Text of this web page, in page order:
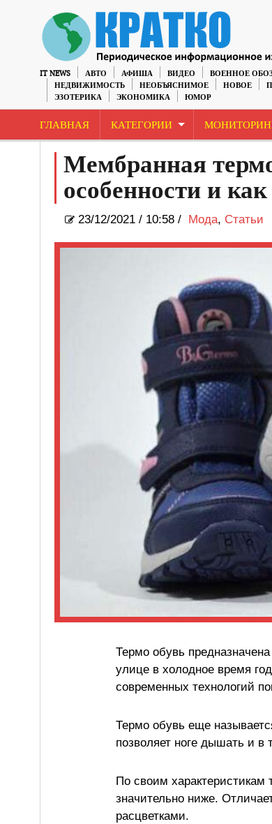
IT NEWS АВТО АФИША ВИДЕО ВОЕННОЕ
НЕДВИЖИМОСТЬ
НЕОБЪЯСНИМОЕ НОВОЕ
ЭЗОТЕРИКА
ЭКОНОМИКА ЮМОР
ГЛАВНАЯ КАТЕГОРИИ
Мембранная
особенности и
23/12/2021/ 10:58 / Мода, Статьи
Термо обувь
улице в холодное время
современных технологий
Термо обувь еще
позволяет ноге дышать и в
По своим характеристикам
значительно ниже.
расцветками.